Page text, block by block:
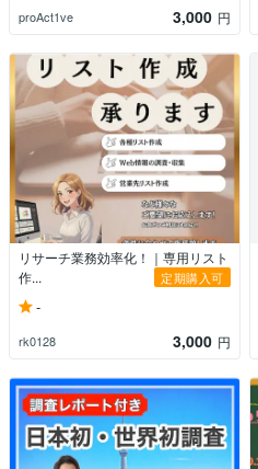
proAct1ve 3,000 円
リサーチ業務効率化！｜専用リスト
作...
定期購入可
-
rk0128 3,000 円